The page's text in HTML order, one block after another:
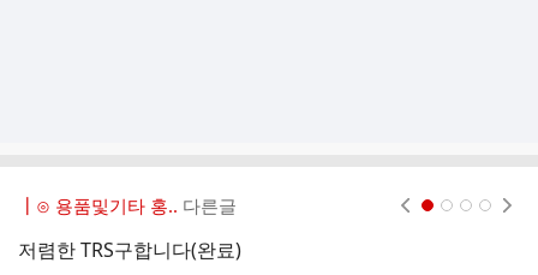
┃⊙ 용품및기타 홍.. 다른글
저렴한 TRS구합니다(완료)